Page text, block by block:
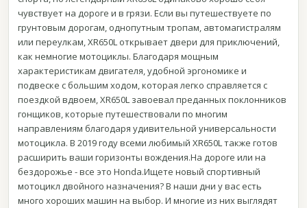
чувствует на дороге и в грязи. Если вы путешествуете по
грунтовым дорогам, однопутным тропам, автомагистралям
или переулкам, XR650L открывает двери для приключений,
как немногие мотоциклы. Благодаря мощным
характеристикам двигателя, удобной эргономике и
подвеске с большим ходом, которая легко справляется с
поездкой вдвоем, XR650L завоевал преданных поклонников
гонщиков, которые путешествовали по многим
направлениям благодаря удивительной универсальности
мотоцикла. В 2019 году всеми любимый XR650L также готов
расширить ваши горизонты вождения.На дороге или на
бездорожье - все это Honda.Ищете новый спортивный
мотоцикл двойного назначения? В наши дни у вас есть
много хороших машин на выбор. И многие из них выглядят